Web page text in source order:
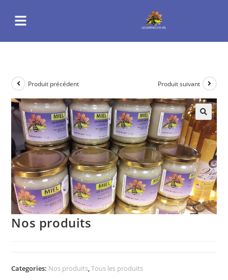
Produit précédent Produit suivant
Nos produits
Categories: Nos produits,Tous les produits